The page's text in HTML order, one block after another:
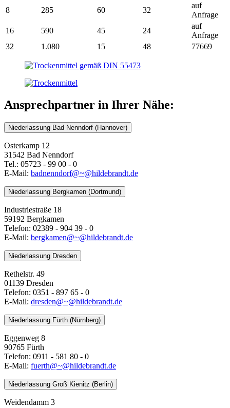
8
285 60 32
auf
Anfrage
16
590 45 24
auf
Anfrage
32
1.080 15 48 77669
Ansprechpartner in Ihrer Nähe:
Niederlassung Bad Nenndorf (Hannover)
Osterkamp 12
31542 Bad Nenndorf
Tel.: 05723 - 99 00 - 0
E-Mail: badnenndorf@~@hildebrandt.de
Niederlassung Bergkamen (Dortmund)
Industriestraße 18
59192 Bergkamen
Telefon: 02389 - 904 39 - 0
E-Mail: bergkamen@~@hildebrandt.de
Niederlassung Dresden
Rethelstr. 49
01139 Dresden
Telefon: 0351 - 897 65 - 0
E-Mail: dresden@~@hildebrandt.de
Niederlassung Fürth (Nürnberg)
Eggenweg 8
90765 Fürth
Telefon: 0911 - 581 80 - 0
E-Mail: fuerth@~@hildebrandt.de
Niederlassung Groß Kienitz (Berlin)
Weidendamm 3